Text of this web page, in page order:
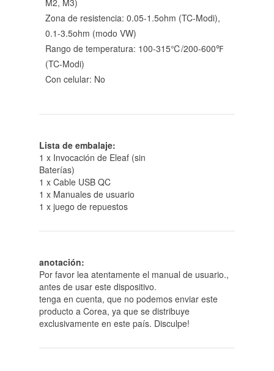
M2, M3)
Zona de resistencia: 0.05-1.5ohm (TC-Modi),
0.1-3.5ohm (modo VW)
Rango de temperatura: 100-315℃/200-600℉
(TC-Modi)
Con celular: No
Lista de embalaje:
1 x Invocación de Eleaf (sin
Baterías)
1 x Cable USB QC
1 x Manuales de usuario
1 x juego de repuestos
anotación:
Por favor lea atentamente el manual de usuario.,
antes de usar este dispositivo.
tenga en cuenta, que no podemos enviar este
producto a Corea, ya que se distribuye
exclusivamente en este país. Disculpe!